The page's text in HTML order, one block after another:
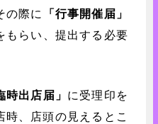
の際に
「行事開催届」
もらい、提出する必要
時出店届」 に受理印を
時、店頭の見えるとこ